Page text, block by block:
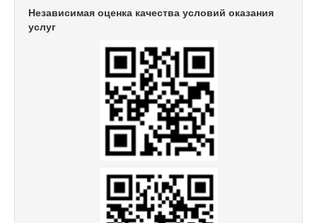
Независимая оценка качества условий оказания
услуг